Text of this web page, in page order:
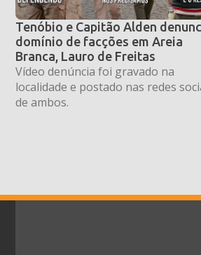
Tenóbio e Capitão Alden
domínio de facções em Areia
Branca, Lauro de Freitas
Vídeo denúncia foi gravado na
localidade e postado nas redes
de ambos.